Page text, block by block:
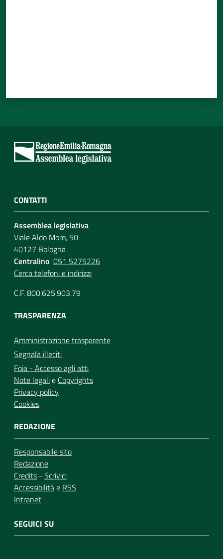
CONTATTI
Assemblea legislativa
Viale Aldo Moro, 50
40127 Bologna
Centralino 051 5275226
Cerca telefoni e indirizzi
C.F. 800.625.903.79
TRASPARENZA
Amministrazione trasparente
Segnala illeciti
Foia - Accesso agli atti
Note legalie Copyrights
Privacy policy
Cookies
REDAZIONE
Responsabile sito
Redazione
Credits - Scrivici
Accessibilitàe RSS
Intranet
SEGUICI SU